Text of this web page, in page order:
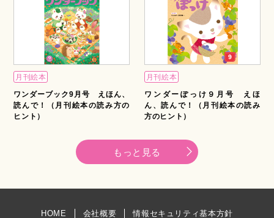
月刊絵本
ワンダーブック9月号 えほん、
読んで！（月刊絵本の読み方の
ヒント）
月刊絵本
ワンダーぽっけ９月号 えほ
ん、読んで！（月刊絵本の読み
方のヒント）
もっと見る
HOME 会社概要 情報セキュリティ基本方針